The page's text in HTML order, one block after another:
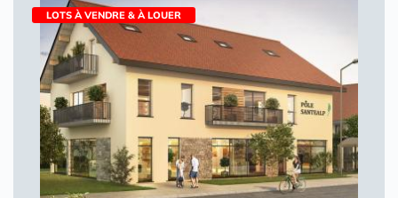
LOTS À VENDRE & À LOUER